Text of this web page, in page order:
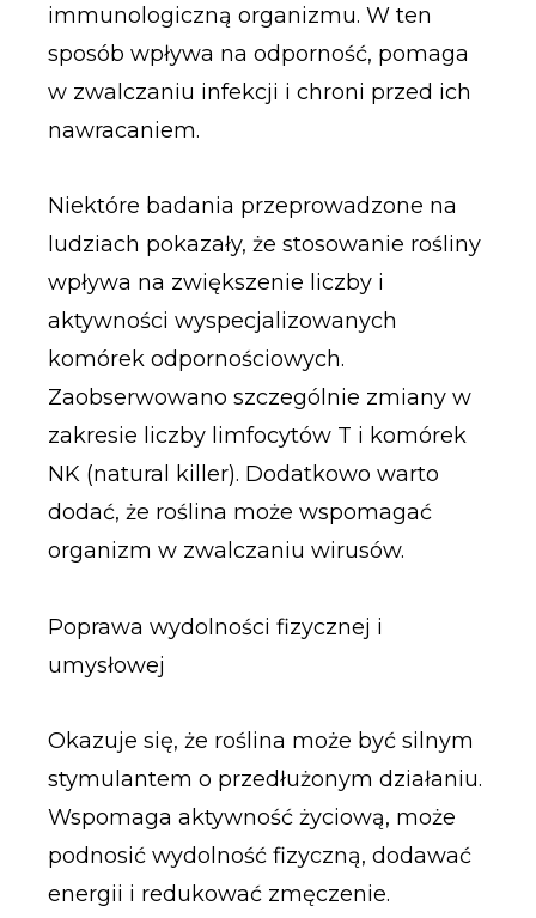
immunologiczną organizmu. W ten
sposób wpływa na odporność, pomaga
w zwalczaniu infekcji i chroni przed ich
nawracaniem.
Niektóre badania przeprowadzone na
ludziach pokazały, że stosowanie rośliny
wpływa na zwiększenie liczby i
aktywności wyspecjalizowanych
komórek odpornościowych.
Zaobserwowano szczególnie zmiany w
zakresie liczby limfocytów T i komórek
NK (natural killer). Dodatkowo warto
dodać, że roślina może wspomagać
organizm w zwalczaniu wirusów.
Poprawa wydolności fizycznej i
umysłowej
Okazuje się, że roślina może być silnym
stymulantem o przedłużonym działaniu.
Wspomaga aktywność życiową, może
podnosić wydolność fizyczną, dodawać
energii i redukować zmęczenie.